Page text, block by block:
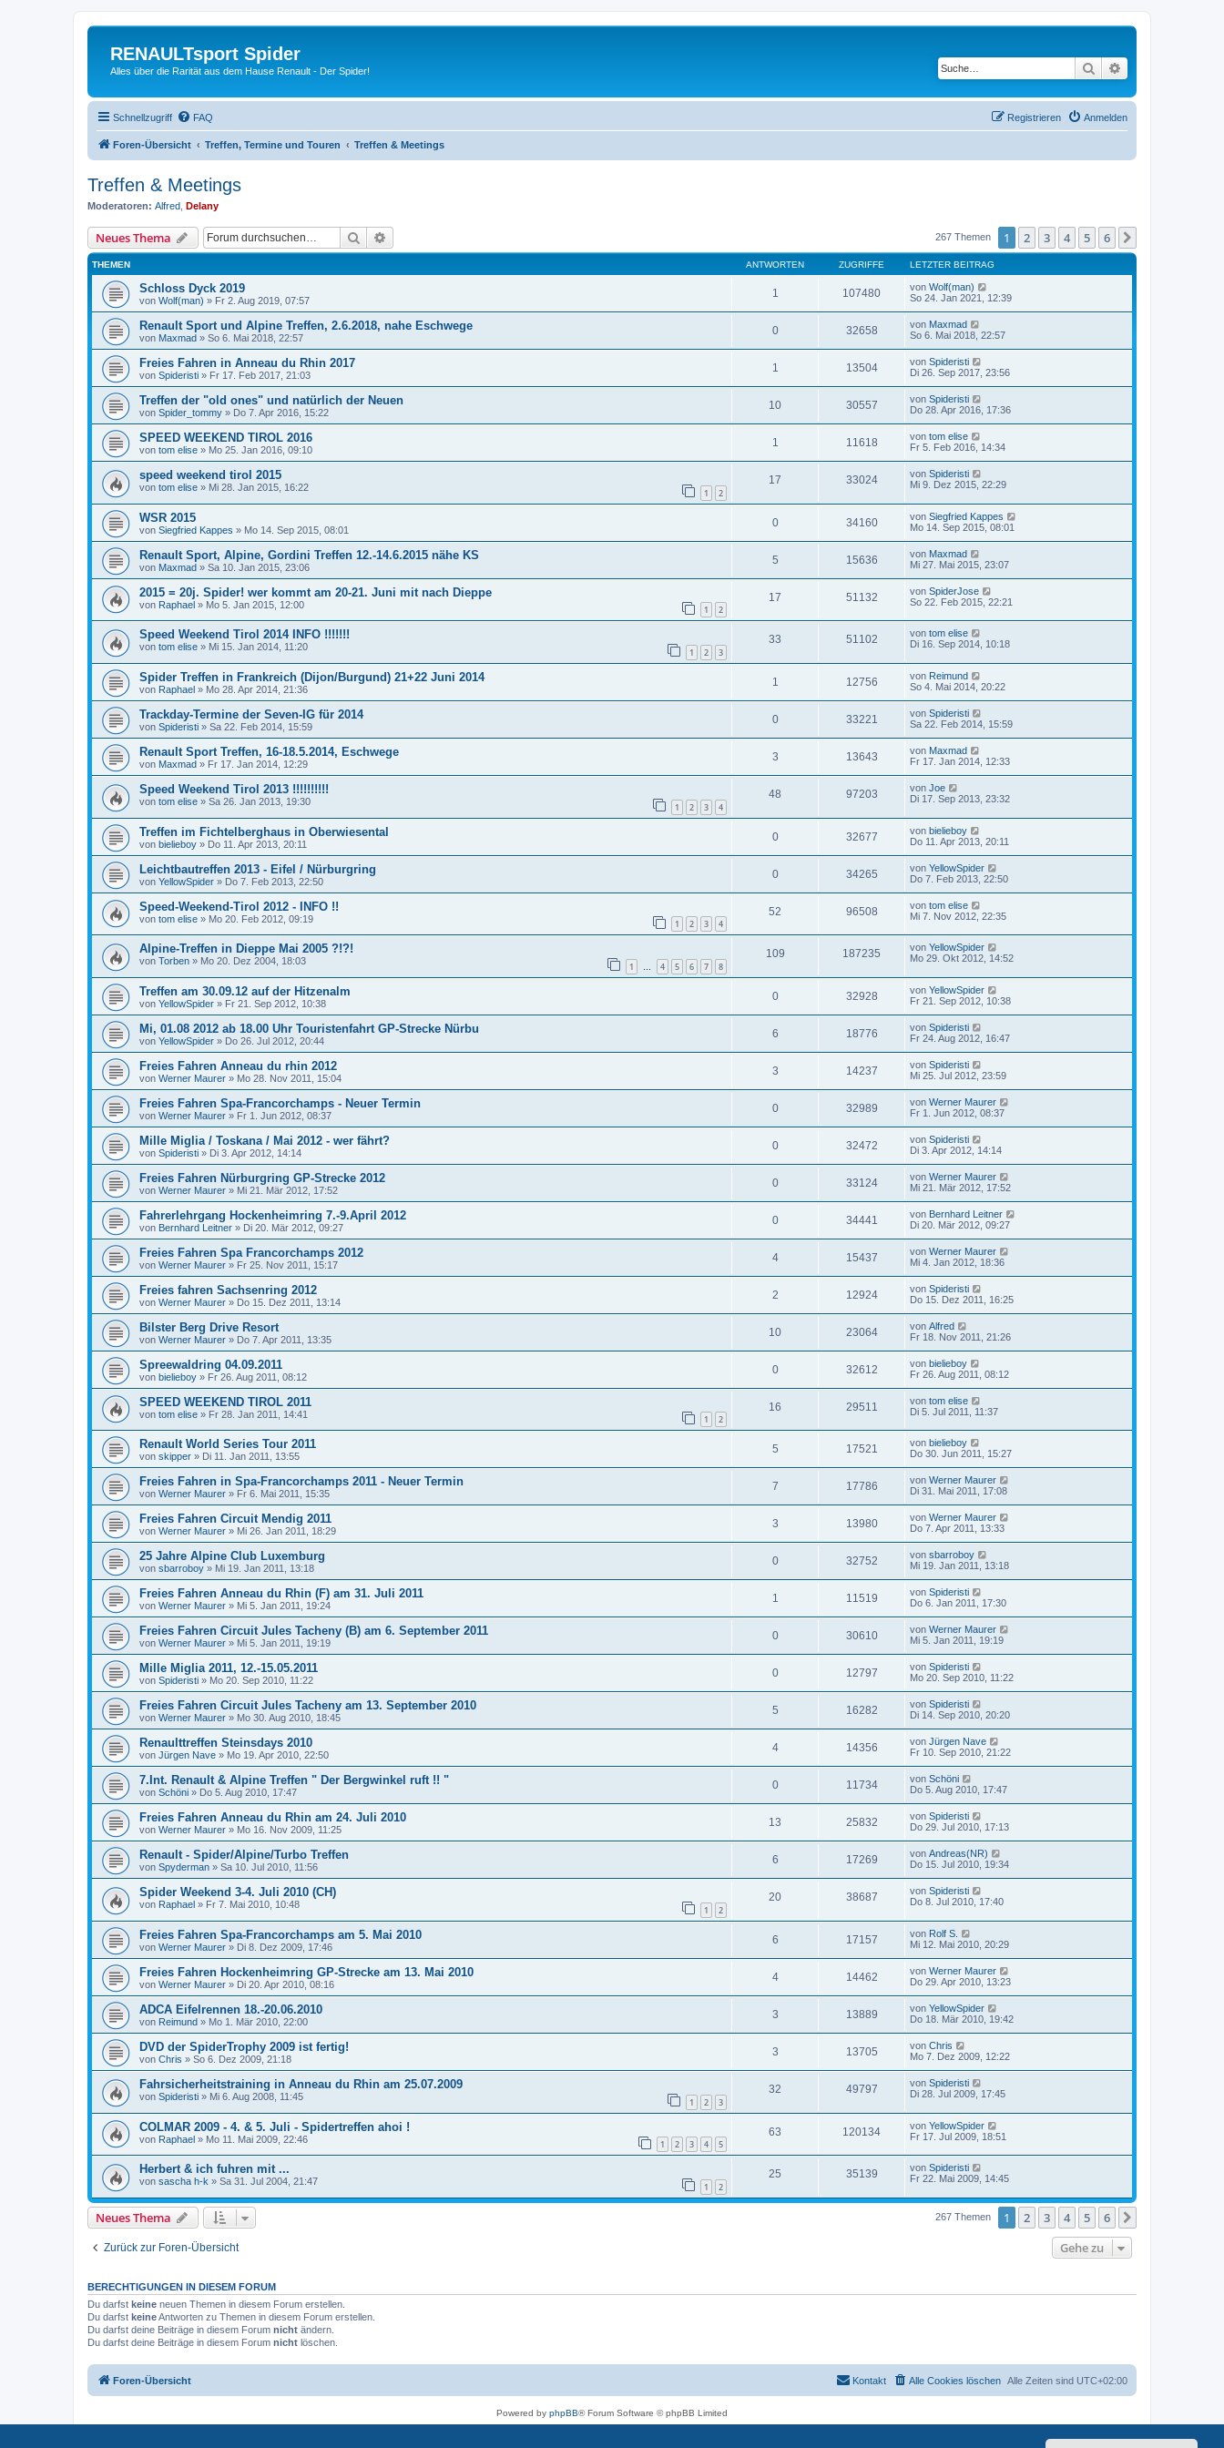
RENAULTsport Spider
Alles über die Rarität aus dem Hause Renault - Der Spider! Suche
Schnellzugriff FAQ Anmelden
Registrieren
Foren-Übersicht Treffen, Termine und Touren Treffen & Meetings
Treffen & Meetings
Moderatoren: Alfred Delany
Neues Thema Suche 267 Themen 1 2 3 4 5 6
THEMEN ANTWORTEN ZUGRIFFE LETZTER BEITRAG
Schloss Dyck 2019
von Wolf(man) » Fr 2. Aug 2019, 07:57
1 107480 von Wolf(man)
So 24. Jan 2021, 12:39
Renault Sport und Alpine Treffen, 2.6.2018, nahe Eschwege
von Maxmad » So 6. Mai 2018, 22:57
0 32658 von Maxmad
So 6. Mai 2018, 22:57
Freies Fahren in Anneau du Rhin 2017
von Spideristi » Fr 17. Feb 2017, 21:03
1 13504 von Spideristi
Di 26. Sep 2017, 23:56
Treffen der "old ones" und natürlich der Neuen
von Spider_tommy » Do 7. Apr 2016, 15:22
10 30557 von Spideristi
Do 28. Apr 2016, 17:36
SPEED WEEKEND TIROL 2016
von tom elise » Mo 25. Jan 2016, 09:10
1 11618 von tom elise
Fr 5. Feb 2016, 14:34
speed weekend tirol 2015
von tom elise » Mi 28. Jan 2015, 16:22 1 2
17 33024 von Spideristi
Mi 9. Dez 2015, 22:29
WSR 2015
von Siegfried Kappes » Mo 14. Sep 2015, 08:01
0 34160 von Siegfried Kappes
Mo 14. Sep 2015, 08:01
Renault Sport, Alpine, Gordini Treffen 12.-14.6.2015 nähe KS
von Maxmad » Sa 10. Jan 2015, 23:06
5 15636 von Maxmad
Mi 27. Mai 2015, 23:07
2015 = 20j. Spider! wer kommt am 20-21. Juni mit nach Dieppe
von Raphael » Mo 5. Jan 2015, 12:00 1 2
17 51132 von SpiderJose
So 22. Feb 2015, 22:21
Speed Weekend Tirol 2014 INFO !!!!!!!
von tom elise » Mi 15. Jan 2014, 11:20 1 2 3
33 51102 von tom elise
Di 16. Sep 2014, 10:18
Spider Treffen in Frankreich (Dijon/Burgund) 21+22 Juni 2014
von Raphael » Mo 28. Apr 2014, 21:36
1 12756 von Reimund
So 4. Mai 2014, 20:22
Trackday-Termine der Seven-IG für 2014
von Spideristi » Sa 22. Feb 2014, 15:59
0 33221 von Spideristi
Sa 22. Feb 2014, 15:59
Renault Sport Treffen, 16-18.5.2014, Eschwege
von Maxmad » Fr 17. Jan 2014, 12:29
3 13643 von Maxmad
Fr 17. Jan 2014, 12:33
Speed Weekend Tirol 2013 !!!!!!!!!!
von tom elise » Sa 26. Jan 2013, 19:30 1 2 3 4
48 97203 von Joe
Di 17. Sep 2013, 23:32
Treffen im Fichtelberghaus in Oberwiesental
von bielieboy » Do 11. Apr 2013, 20:11
0 32677 von bielieboy
Do 11. Apr 2013, 20:11
Leichtbautreffen 2013 - Eifel / Nürburgring
von YellowSpider » Do 7. Feb 2013, 22:50
0 34265 von YellowSpider
Do 7. Feb 2013, 22:50
Speed-Weekend-Tirol 2012 - INFO !!
von tom elise » Mo 20. Feb 2012, 09:19 1 2 3 4
52 96508 von tom elise
Mi 7. Nov 2012, 22:35
Alpine-Treffen in Dieppe Mai 2005 ?!?!
von Torben » Mo 20. Dez 2004, 18:03 1 … 4 5 6 7 8
109 187235 von YellowSpider
Mo 29. Okt 2012, 14:52
Treffen am 30.09.12 auf der Hitzenalm
von YellowSpider » Fr 21. Sep 2012, 10:38
0 32928 von YellowSpider
Fr 21. Sep 2012, 10:38
Mi, 01.08 2012 ab 18.00 Uhr Touristenfahrt GP-Strecke Nürbu
von YellowSpider » Do 26. Jul 2012, 20:44
6 18776 von Spideristi
Fr 24. Aug 2012, 16:47
Freies Fahren Anneau du rhin 2012
von Werner Maurer » Mo 28. Nov 2011, 15:04
3 14237 von Spideristi
Mi 25. Jul 2012, 23:59
Freies Fahren Spa-Francorchamps - Neuer Termin
von Werner Maurer » Fr 1. Jun 2012, 08:37
0 32989 von Werner Maurer
Fr 1. Jun 2012, 08:37
Mille Miglia / Toskana / Mai 2012 - wer fährt?
von Spideristi » Di 3. Apr 2012, 14:14
0 32472 von Spideristi
Di 3. Apr 2012, 14:14
Freies Fahren Nürburgring GP-Strecke 2012
von Werner Maurer » Mi 21. Mär 2012, 17:52
0 33124 von Werner Maurer
Mi 21. Mär 2012, 17:52
Fahrerlehrgang Hockenheimring 7.-9.April 2012
von Bernhard Leitner » Di 20. Mär 2012, 09:27
0 34441 von Bernhard Leitner
Di 20. Mär 2012, 09:27
Freies Fahren Spa Francorchamps 2012
von Werner Maurer » Fr 25. Nov 2011, 15:17
4 15437 von Werner Maurer
Mi 4. Jan 2012, 18:36
Freies fahren Sachsenring 2012
von Werner Maurer » Do 15. Dez 2011, 13:14
2 12924 von Spideristi
Do 15. Dez 2011, 16:25
Bilster Berg Drive Resort
von Werner Maurer » Do 7. Apr 2011, 13:35
10 23064 von Alfred
Fr 18. Nov 2011, 21:26
Spreewaldring 04.09.2011
von bielieboy » Fr 26. Aug 2011, 08:12
0 32612 von bielieboy
Fr 26. Aug 2011, 08:12
SPEED WEEKEND TIROL 2011
von tom elise » Fr 28. Jan 2011, 14:41 1 2
16 29511 von tom elise
Di 5. Jul 2011, 11:37
Renault World Series Tour 2011
von skipper » Di 11. Jan 2011, 13:55
5 17521 von bielieboy
Do 30. Jun 2011, 15:27
Freies Fahren in Spa-Francorchamps 2011 - Neuer Termin
von Werner Maurer » Fr 6. Mai 2011, 15:35
7 17786 von Werner Maurer
Di 31. Mai 2011, 17:08
Freies Fahren Circuit Mendig 2011
von Werner Maurer » Mi 26. Jan 2011, 18:29
3 13980 von Werner Maurer
Do 7. Apr 2011, 13:33
25 Jahre Alpine Club Luxemburg
von sbarroboy » Mi 19. Jan 2011, 13:18
0 32752 von sbarroboy
Mi 19. Jan 2011, 13:18
Freies Fahren Anneau du Rhin (F) am 31. Juli 2011
von Werner Maurer » Mi 5. Jan 2011, 19:24
1 11519 von Spideristi
Do 6. Jan 2011, 17:30
Freies Fahren Circuit Jules Tacheny (B) am 6. September 2011
von Werner Maurer » Mi 5. Jan 2011, 19:19
0 30610 von Werner Maurer
Mi 5. Jan 2011, 19:19
Mille Miglia 2011, 12.-15.05.2011
von Spideristi » Mo 20. Sep 2010, 11:22
0 12797 von Spideristi
Mo 20. Sep 2010, 11:22
Freies Fahren Circuit Jules Tacheny am 13. September 2010
von Werner Maurer » Mo 30. Aug 2010, 18:45
5 16282 von Spideristi
Di 14. Sep 2010, 20:20
Renaulttreffen Steinsdays 2010
von Jürgen Nave » Mo 19. Apr 2010, 22:50
4 14356 von Jürgen Nave
Fr 10. Sep 2010, 21:22
7.Int. Renault & Alpine Treffen " Der Bergwinkel ruft !! "
von Schöni » Do 5. Aug 2010, 17:47
0 11734 von Schöni
Do 5. Aug 2010, 17:47
Freies Fahren Anneau du Rhin am 24. Juli 2010
von Werner Maurer » Mo 16. Nov 2009, 11:25
13 25832 von Spideristi
Do 29. Jul 2010, 17:13
Renault - Spider/Alpine/Turbo Treffen
von Spyderman » Sa 10. Jul 2010, 11:56
6 17269 von Andreas(NR)
Do 15. Jul 2010, 19:34
Spider Weekend 3-4. Juli 2010 (CH)
von Raphael » Fr 7. Mai 2010, 10:48 1 2
20 38687 von Spideristi
Do 8. Jul 2010, 17:40
Freies Fahren Spa-Francorchamps am 5. Mai 2010
von Werner Maurer » Di 8. Dez 2009, 17:46
6 17157 von Rolf S.
Mi 12. Mai 2010, 20:29
Freies Fahren Hockenheimring GP-Strecke am 13. Mai 2010
von Werner Maurer » Di 20. Apr 2010, 08:16
4 14462 von Werner Maurer
Do 29. Apr 2010, 13:23
ADCA Eifelrennen 18.-20.06.2010
von Reimund » Mo 1. Mär 2010, 22:00
3 13889 von YellowSpider
Do 18. Mär 2010, 19:42
DVD der SpiderTrophy 2009 ist fertig!
von Chris » So 6. Dez 2009, 21:18
3 13705 von Chris
Mo 7. Dez 2009, 12:22
Fahrsicherheitstraining in Anneau du Rhin am 25.07.2009
von Spideristi » Mi 6. Aug 2008, 11:45 1 2 3
32 49797 von Spideristi
Di 28. Jul 2009, 17:45
COLMAR 2009 - 4. & 5. Juli - Spidertreffen ahoi !
von Raphael » Mo 11. Mai 2009, 22:46 1 2 3 4 5
63 120134 von YellowSpider
Fr 17. Jul 2009, 18:51
Herbert & ich fuhren mit ...
von sascha h-k » Sa 31. Jul 2004, 21:47 1 2
25 35139 von Spideristi
Fr 22. Mai 2009, 14:45
Neues Thema 267 Themen 1 2 3 4 5 6
Zurück zur Foren-Übersicht Gehe zu
BERECHTIGUNGEN IN DIESEM FORUM
Du darfst keine neuen Themen in diesem Forum erstellen.
Du darfst keineAntworten zu Themen in diesem Forum erstellen.
Du darfst deine Beiträge in diesem Forum nicht ändern.
Du darfst deine Beiträge in diesem Forum nicht löschen.
Foren-Übersicht Alle Zeiten sind UTC+02:00
Alle Cookies löschen
Kontakt
Powered by phpBB® Forum Software © phpBB Limited